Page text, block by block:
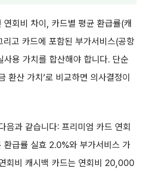
연회비 차이, 카드별 평균 환급률(캐
리고 카드에 포함된 부가서비스(공항
사용 가치를 합산해야 합니다. 단순
환산 가치’로 비교하면 의사결정이
음과 같습니다: 프리미엄 카드 연회
급률 실효 2.0%와 부가서비스 가
회비 캐시백 카드는 연회비 20,000